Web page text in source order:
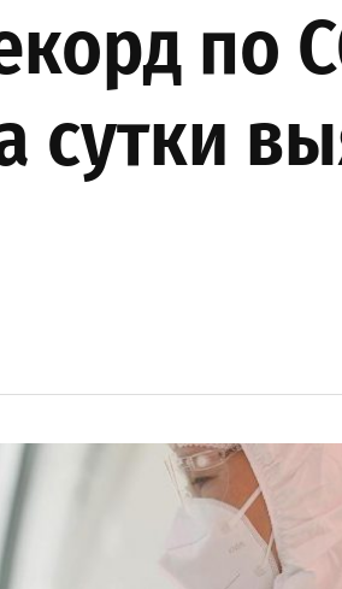
по
сутки